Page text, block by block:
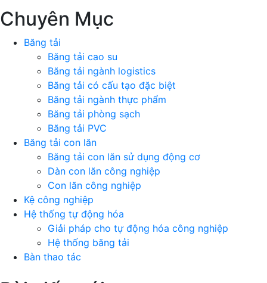
Chuyên Mục
Băng tải
Băng tải cao su
Băng tải ngành logistics
Băng tải có cấu tạo đặc biệt
Băng tải ngành thực phẩm
Băng tải phòng sạch
Băng tải PVC
Băng tải con lăn
Băng tải con lăn sử dụng động cơ
Dàn con lăn công nghiệp
Con lăn công nghiệp
Kệ công nghiệp
Hệ thống tự động hóa
Giải pháp cho tự động hóa công nghiệp
Hệ thống băng tải
Bàn thao tác